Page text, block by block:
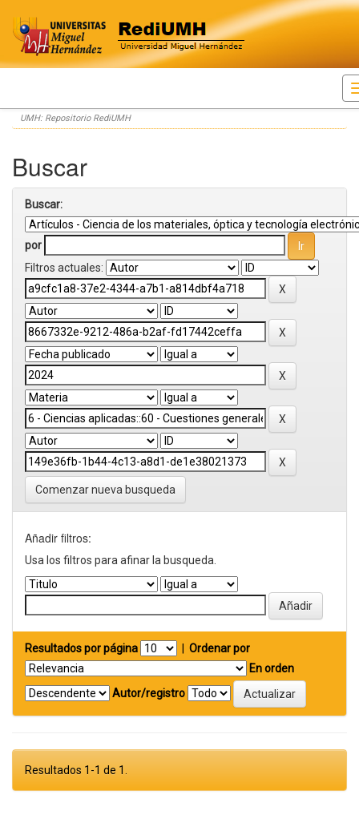
Skip
navigation
UMH: Repositorio RediUMH
Buscar
Buscar:
por
Filtros actuales:
Comenzar nueva busqueda
Añadir filtros:
Usa los filtros para afinar la busqueda.
Resultados por página
Ordenar por
En orden
Autor/registro
Resultados 1-1 de 1.